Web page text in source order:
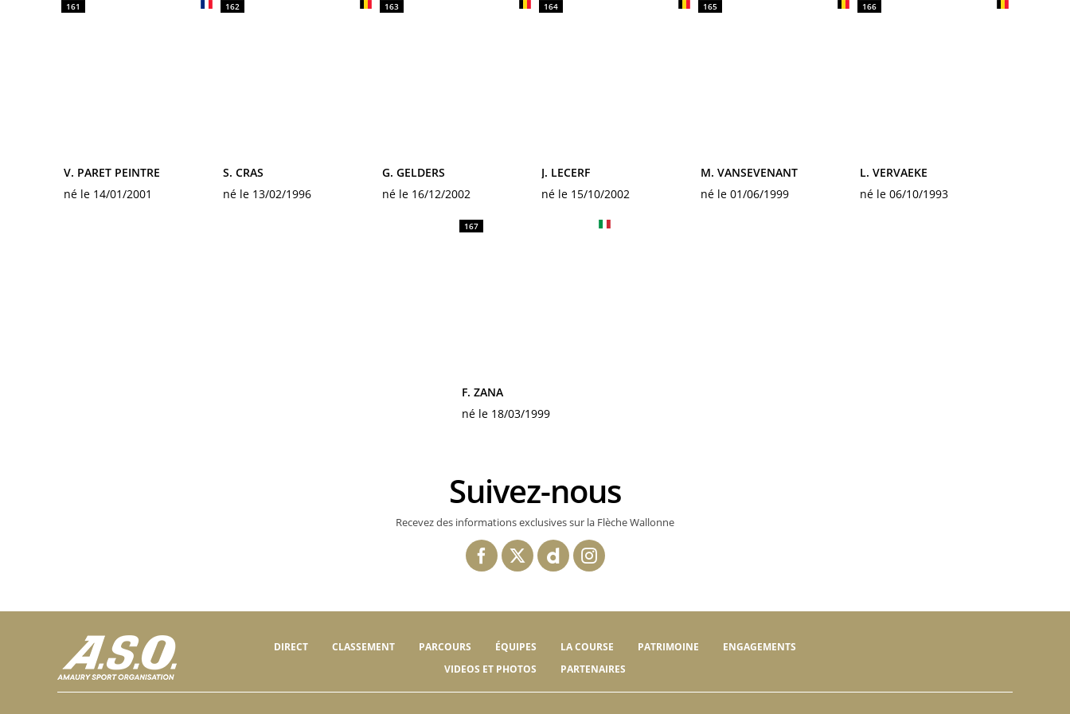
161
V. PARET PEINTRE
né le 14/01/2001
162
S. CRAS
né le 13/02/1996
163
G. GELDERS
né le 16/12/2002
164
J. LECERF
né le 15/10/2002
165
M. VANSEVENANT
né le 01/06/1999
166
L. VERVAEKE
né le 06/10/1993
167
F. ZANA
né le 18/03/1999
Suivez-nous
Recevez des informations exclusives sur la Flèche Wallonne
DIRECT CLASSEMENT PARCOURS ÉQUIPES LA COURSE PATRIMOINE
ENGAGEMENTS
VIDEOS ET PHOTOS
PARTENAIRES